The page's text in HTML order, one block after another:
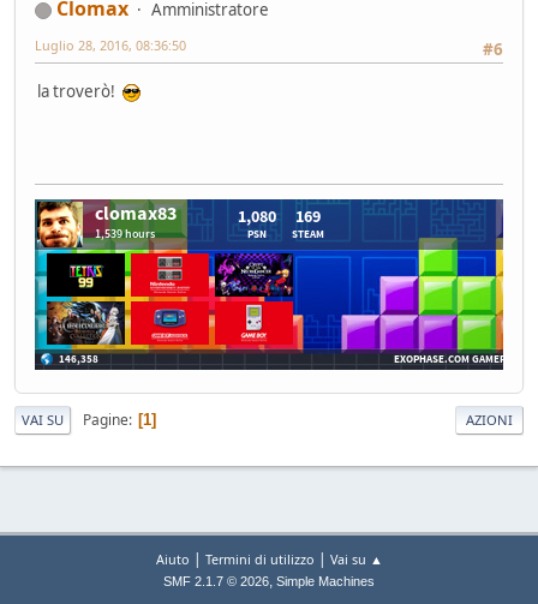
Clomax
Amministratore
#6
Luglio 28, 2016, 08:36:50
la troverò!
VAI SU Pagine 1 AZIONI
Aiuto | Termini di utilizzo | Vai su ▲
SMF 2.1.7 © 2026, Simple Machines